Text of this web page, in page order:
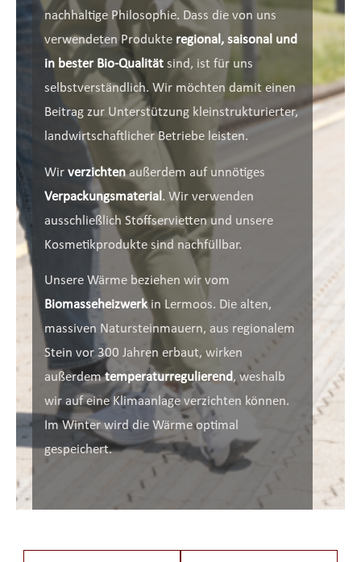
nachhaltige Philosophie. Dass die von uns
verwendeten Produkte regional, saisonal und
in bester Bio-Qualität sind, ist für uns
selbstverständlich. Wir möchten damit einen
Beitrag zur Unterstützung kleinstrukturierter,
landwirtschaftlicher Betriebe leisten.
Wir verzichtenaußerdem auf unnötiges
Verpackungsmaterial . Wir verwenden
ausschließlich Stoffservietten und unsere
Kosmetikprodukte sind nachfüllbar.
Unsere Wärme beziehen wir vom
Biomasseheizwerkin Lermoos. Die alten,
massiven Natursteinmauern, aus regionalem
Stein vor 300 Jahren erbaut, wirken
außerdemtemperaturregulierend, weshalb
wir auf eine Klimaanlage verzichten können.
Im Winter wird die Wärme optimal
gespeichert.